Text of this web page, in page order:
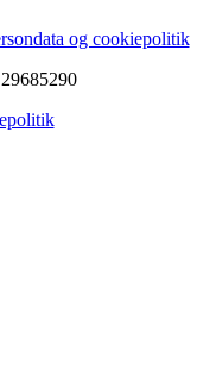
og cookiepolitik